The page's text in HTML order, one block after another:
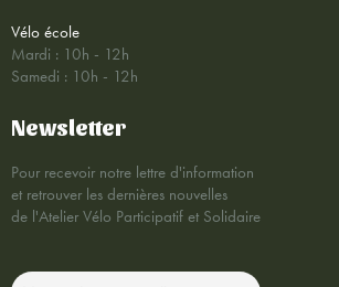
Vélo école
Mardi : 10h - 12h
Samedi : 10h - 12h
Newsletter
Pour recevoir notre lettre d'information
et retrouver les dernières nouvelles
de l'Atelier Vélo Participatif et Solidaire